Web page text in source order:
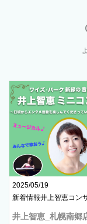
2025/05/19
新着情報井上智恵コン
井上智恵_札幌南郷